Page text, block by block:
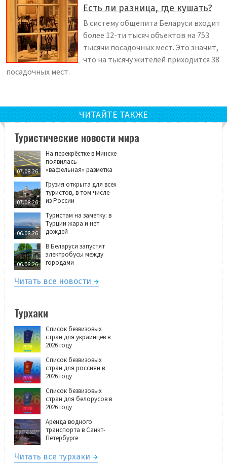
Есть ли разница, где кушать?
В систему общепита Беларуси входит
более 12-ти тысяч объектов на 753
тысячи посадочных мест. Это значит,
что на тысячу жителей приходится 38
посадочных мест.
ЧИТАЙТЕ ТАКЖЕ
Туристические новости мира
07.08.26
На перекрёстке в Минске
появилась
«вафельная» разметка
07.08.26
Грузия открыта для всех
туристов, в том числе
из России
06.08.26
Туристам на заметку: в
Турции жара и нет
дождей
06.08.26
В Беларуси запустят
электробусы между
городами
Читать все новости
Турхаки
Список безвизовых
стран для украинцев в
2026 году
Список безвизовых
стран для россиян в
2026 году
Список безвизовых
стран для белорусов в
2026 году
Аренда водного
транспорта в Санкт-
Петербурге
Читать все турхаки